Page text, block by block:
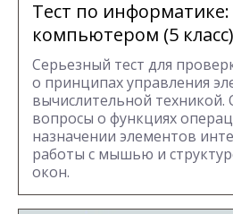
Тест по
компьютером (5 класс)
Серьезный тест для
о принципах управления
вычислительной техникой.
вопросы о функциях
назначении элементов
работы с мышью и
окон.